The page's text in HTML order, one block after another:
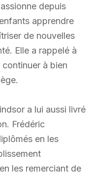
depuis
apprendre
de nouvelles
Elle a rappelé à
à bien
a lui aussi livré
Frédéric
en les
les remerciant de